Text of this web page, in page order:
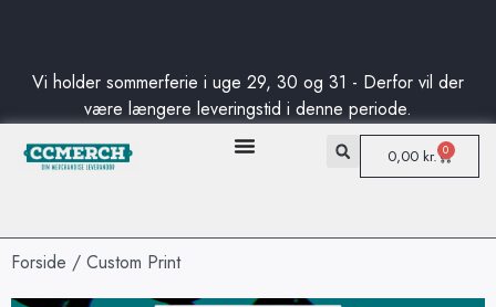
Standard levering fra kun 50DKK
Fri fragt til pakkeshop på danske ordre ved køb på over 750DKK
Standard levering fra kun 50DKK
Fri fragt til pakkeshop på danske ordre ved køb på over 750DKK
Standard levering fra kun 50DKK
Fri fragt til pakkeshop på danske ordre ved køb på over 750DKK
Vi holder sommerferie i uge 29, 30 og 31 - Derfor vil der
være længere leveringstid i denne periode.
0,00 kr. 0
Forside / Custom Print